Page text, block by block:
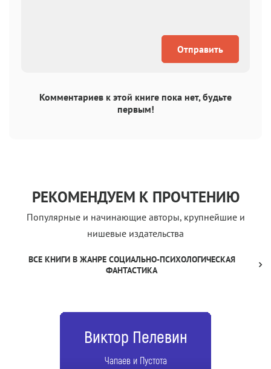
Отправить
Комментариев к этой книге пока нет, будьте
первым!
РЕКОМЕНДУЕМ К ПРОЧТЕНИЮ
Популярные и начинающие авторы, крупнейшие и
нишевые издательства
ВСЕ КНИГИ В ЖАНРЕ СОЦИАЛЬНО-ПСИХОЛОГИЧЕСКАЯ
ФАНТАСТИКА
Виктор Пелевин
Чапаев и Пустота